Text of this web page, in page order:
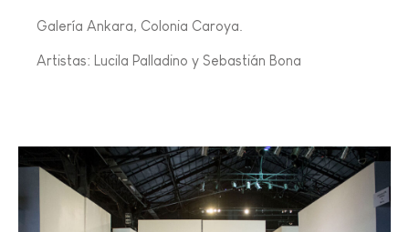
Galería Ankara, Colonia Caroya.
Artistas: Lucila Palladino y Sebastián Bona